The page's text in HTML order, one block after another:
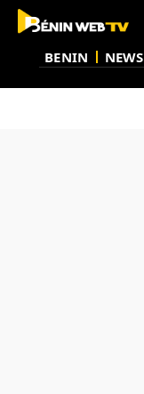
BENIN NEWS